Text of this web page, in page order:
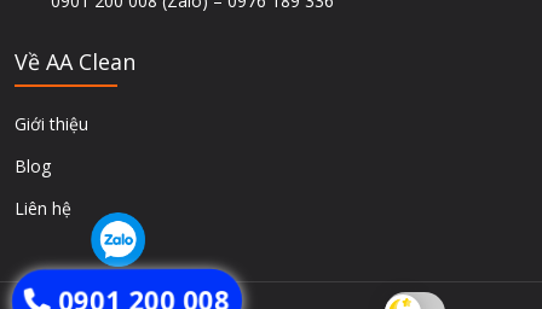
Về AA Clean
Giới thiệu
Blog
Liên hệ
0901 200 008